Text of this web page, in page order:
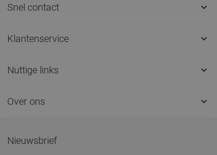
Snel contact 
Klantenservice 
Nuttige links 
Over ons 
Nieuwsbrief